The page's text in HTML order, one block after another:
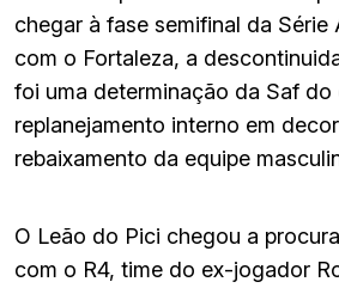
chegar à fase semifinal da Série
com o Fortaleza, a
foi uma determinação da Saf do
replanejamento interno em
rebaixamento da equipe
O Leão do Pici chegou a
com o R4, time do ex-jogador